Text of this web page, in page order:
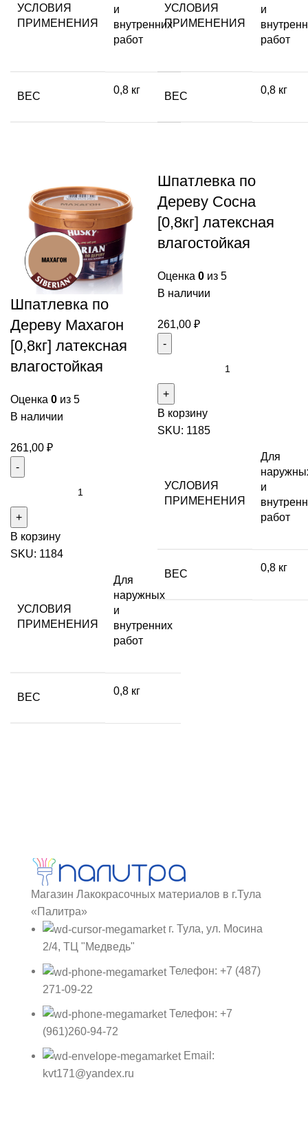
УСЛОВИЯ
ПРИМЕНЕНИЯ
и
внутренних
работ
ВЕС
0,8 кг
УСЛОВИЯ
ПРИМЕНЕНИЯ
и
работ
ВЕС
0,8 кг
Шпатлевка по
Дереву Махагон
[0,8кг] латексная
влагостойкая
Оценка 0 из 5
В наличии
261,00 ₽
В корзину
SKU: 1184
УСЛОВИЯ
ПРИМЕНЕНИЯ
Для
наружных
и
внутренних
работ
ВЕС
0,8 кг
Шпатлевка по
Дереву Сосна
[0,8кг] латексная
влагостойкая
Оценка 0 из 5
В наличии
261,00 ₽
В корзину
SKU: 1185
УСЛОВИЯ
ПРИМЕНЕНИЯ
Для
и
работ
ВЕС
0,8 кг
Магазин Лакокрасочных материалов в г.Тула
«Палитра»
г. Тула, ул. Мосина
2/4, ТЦ "Медведь"
Телефон: +7 (487)
271-09-22
Телефон: +7
(961)260-94-72
Email:
kvt171@yandex.ru